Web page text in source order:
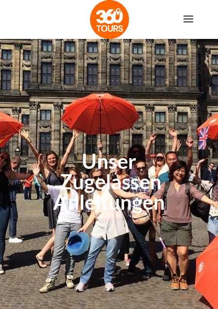
Unser
Zugelassen
Anleitungen